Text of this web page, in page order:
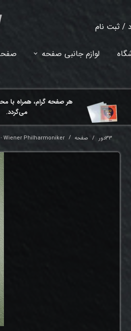
/ ثبت نام
از حساب کاربری
لوازم جانبی صفحه
هر ​صفحه گرام، همراه با
می‌گردد.
33دور صفحه Wiener Philharmoniker